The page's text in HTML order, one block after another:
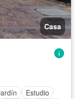
Casa
Estudio